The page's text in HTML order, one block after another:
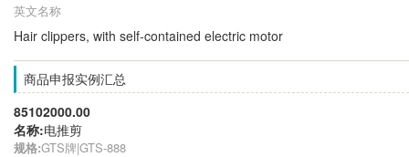
英文名称
Hair clippers, with self-contained electric motor
商品申报实例汇总
85102000.00
名称:电推剪
规格:GTS牌|GTS-888